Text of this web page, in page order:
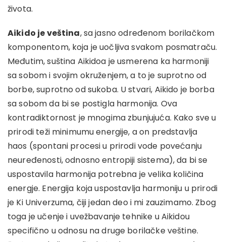
života.
Aikido je veština, sa jasno određenom borilačkom
komponentom, koja je uočljiva svakom posmatraču.
Međutim, suština Aikidoa je usmerena ka harmoniji
sa sobom i svojim okruženjem, a to je suprotno od
borbe, suprotno od sukoba. U stvari, Aikido je borba
sa sobom da bi se postigla harmonija. Ova
kontradiktornost je mnogima zbunjujuća. Kako sve u
prirodi teži minimumu energije, a on predstavlja
haos (spontani procesi u prirodi vode povećanju
neuređenosti, odnosno entropiji sistema), da bi se
uspostavila harmonija potrebna je velika količina
energje. Energija koja uspostavlja harmoniju u prirodi
je Ki Univerzuma, čiji jedan deo i mi zauzimamo. Zbog
toga je učenje i uvežbavanje tehnike u Aikidou
specifično u odnosu na druge borilačke veštine.